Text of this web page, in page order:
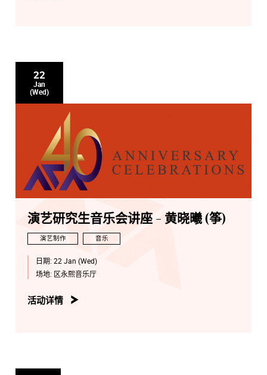
22
Jan
(Wed)
演艺研究生音乐会讲座 - 黄晓曦 (筝)
演艺制作 音乐
日期: 22 Jan (Wed)
场地: 区永熙音乐厅
活动详情